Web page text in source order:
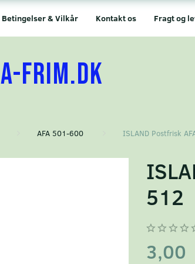
Fragt og
Kontakt os
Betingelser & Vilkår
A-FRIM.DK
AFA 501-600 ISLAND Postfrisk
512
3,00